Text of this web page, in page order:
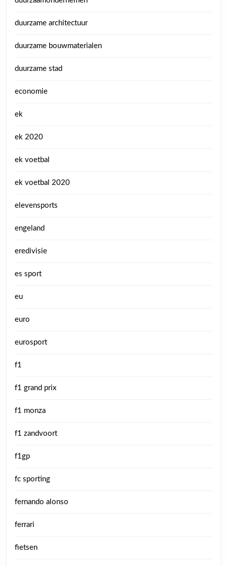
duurzame architectuur
duurzame bouwmaterialen
duurzame stad
economie
ek
ek 2020
ek voetbal
ek voetbal 2020
elevensports
engeland
eredivisie
es sport
eu
euro
eurosport
f1
f1 grand prix
f1 monza
f1 zandvoort
f1gp
fc sporting
fernando alonso
ferrari
fietsen